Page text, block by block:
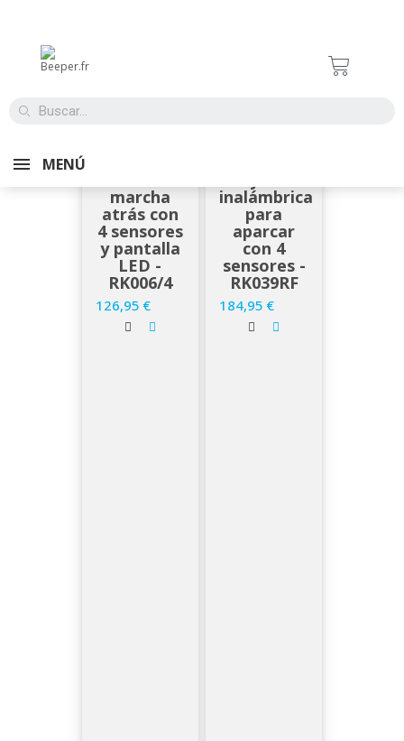
MENÚ
marcha
atrás con
4 sensores
y pantalla
LED -
RK006/4
Precio
126,95 €
inalámbrica
para
aparcar
con 4
sensores -
RK039RF
Precio
184,95 €